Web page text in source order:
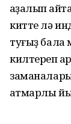
ҡаҙалып
китте лә
туғыҙ бала
килтереп
ҡатмарлы